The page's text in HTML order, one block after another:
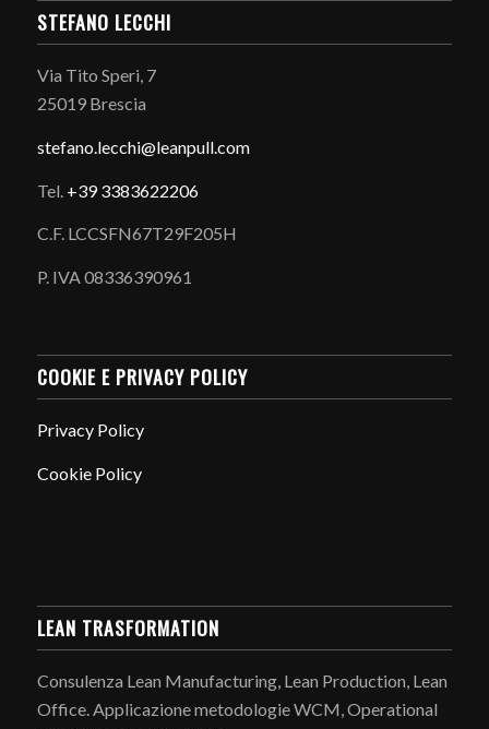
STEFANO LECCHI
Via Tito Speri, 7
25019 Brescia
stefano.lecchi@leanpull.com
Tel. +39 3383622206
C.F. LCCSFN67T29F205H
P. IVA 08336390961
COOKIE E PRIVACY POLICY
Privacy Policy
Cookie Policy
LEAN TRASFORMATION
Consulenza Lean Manufacturing, Lean Production, Lean
Office. Applicazione metodologie WCM, Operational